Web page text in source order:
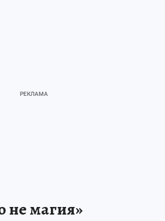
не магия»